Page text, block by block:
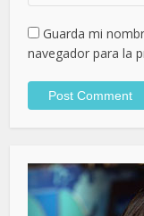
Guarda mi
navegador para la